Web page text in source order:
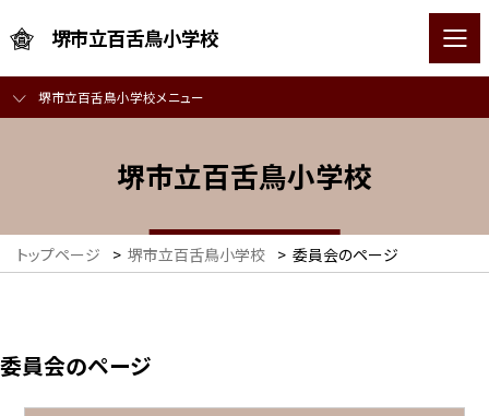
堺市立百舌鳥小学校
堺市立百舌鳥小学校メニュー
堺市立百舌鳥小学校
トップページ > 堺市立百舌鳥小学校 > 委員会のページ
委員会のページ